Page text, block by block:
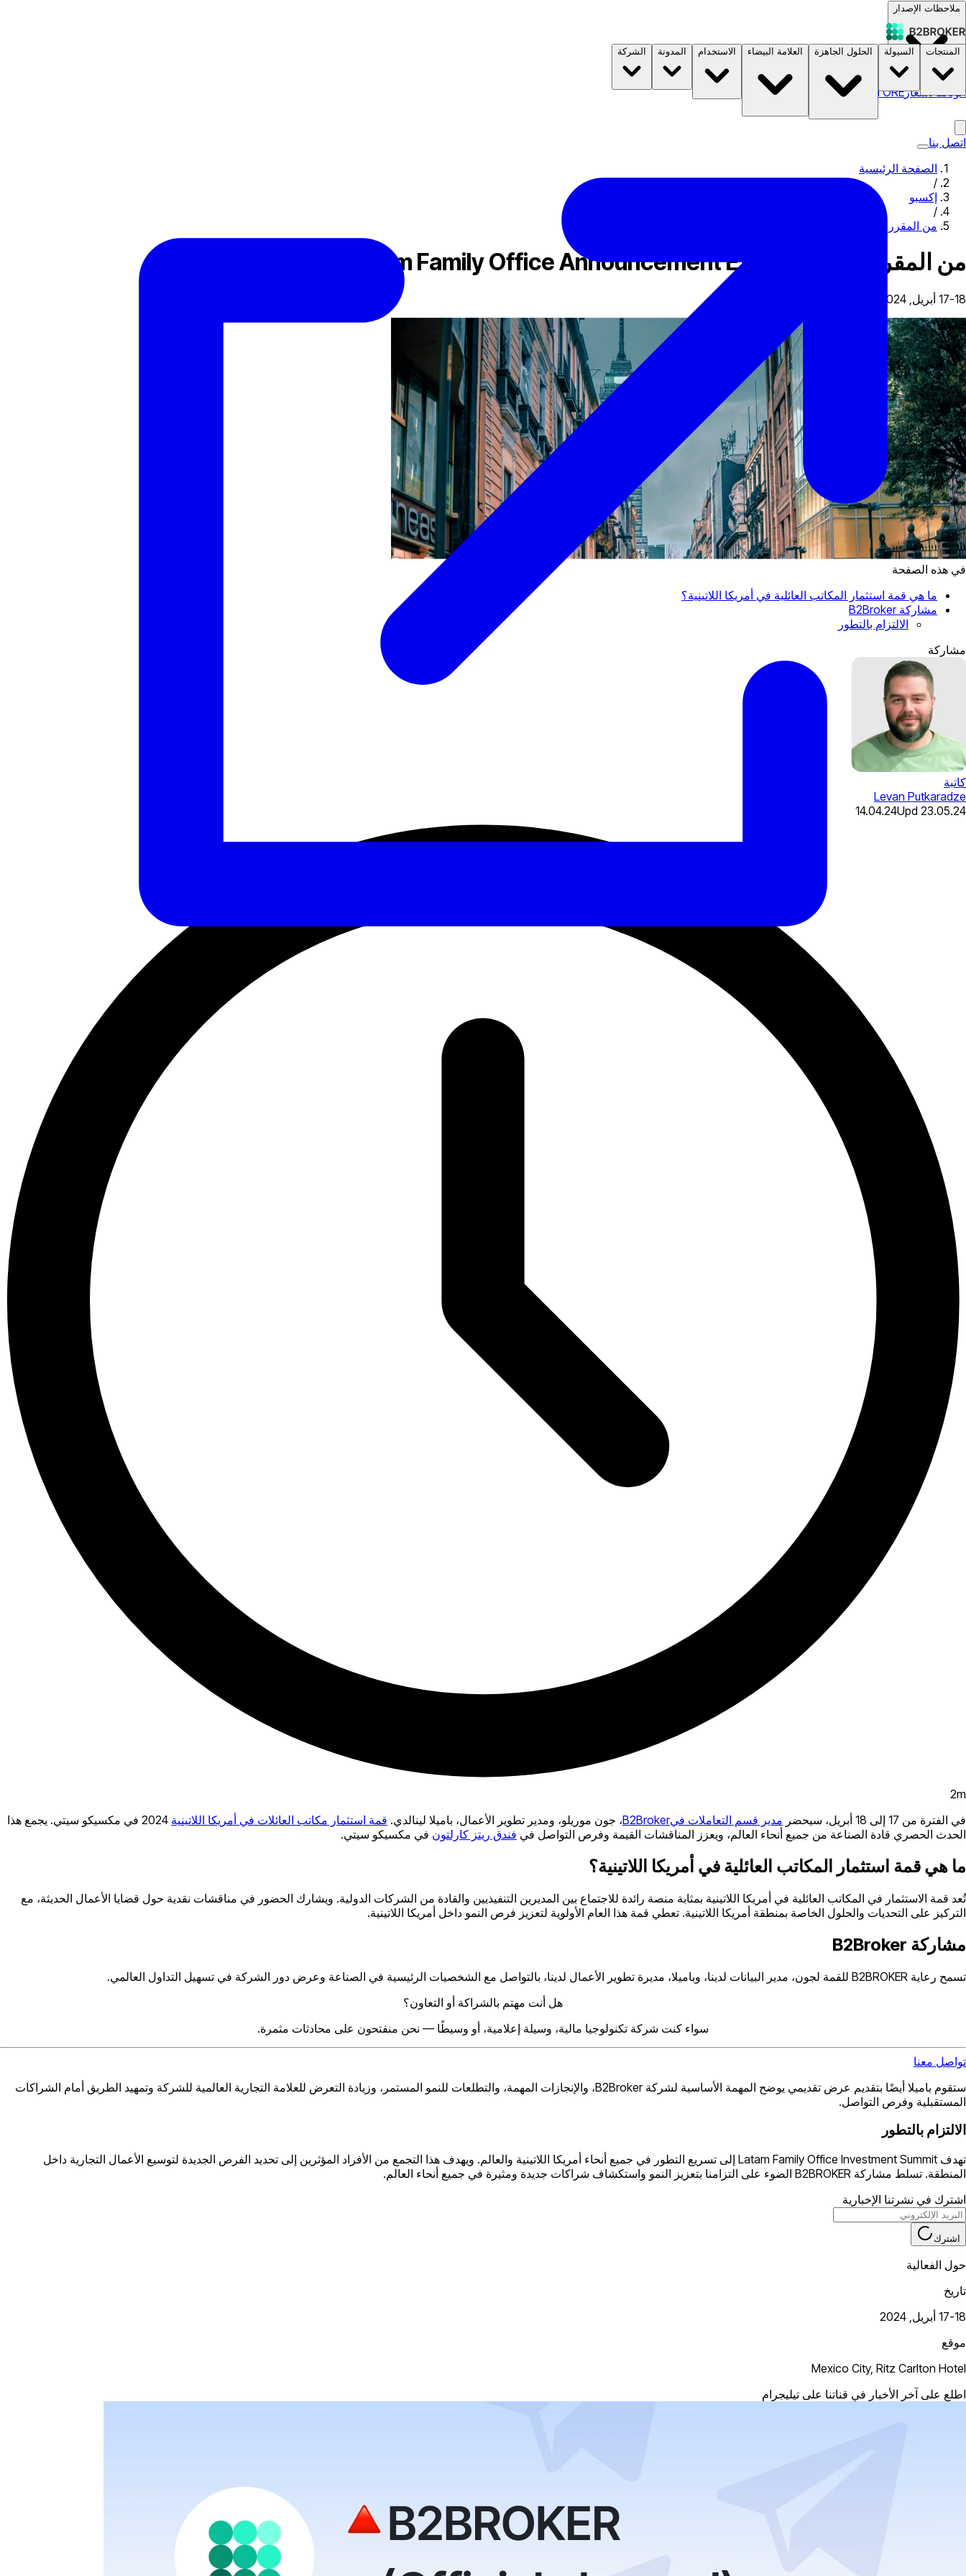
ملاحظات الإصدار
الوثائقالأسعارB2STORE
المنتجات السيولة الحلول الجاهزة العلامة البيضاء الاستخدام المدونة الشركة
اتصل بنا
الصفحة الرئيسية
/
إكسبو
/
من المقرر أن تحضر B2BROKER Latam Family Office Announcement Expo
من المقرر أن تحضر B2BROKER Latam Family Office Announcement Expo
17-18 أبريل, 2024
في هذه الصفحة
ما هي قمة استثمار المكاتب العائلية في أمريكا اللاتينية؟
مشاركة B2Broker
الالتزام بالتطور
مشاركة
كاتبة
Levan Putkaradze
14.04.24Upd 23.05.24
2m
في الفترة من 17 إلى 18 أبريل، سيحضر
مدير قسم التعاملات فيB2Broker ، جون موريلو، ومدير تطوير الأعمال، باميلا لينالدي. قمة استثمار مكاتب العائلات في أمريكا اللاتينية
2024 في مكسيكو سيتي. يجمع هذا
الحدث الحصري قادة الصناعة من جميع أنحاء العالم، ويعزز المناقشات القيمة وفرص التواصل في فندق ريتز كارلتون في مكسيكو سيتي.
ما هي قمة استثمار المكاتب العائلية في أمريكا اللاتينية؟
تُعد قمة الاستثمار في المكاتب العائلية في أمريكا اللاتينية بمثابة منصة رائدة للاجتماع بين المديرين التنفيذيين والقادة من الشركات الدولية. ويشارك الحضور في مناقشات نقدية حول قضايا الأعمال الحديثة، مع
التركيز على التحديات والحلول الخاصة بمنطقة أمريكا اللاتينية. تعطي قمة هذا العام الأولوية لتعزيز فرص النمو داخل أمريكا اللاتينية.
مشاركة B2Broker
تسمح رعاية B2BROKER للقمة لجون، مدير البيانات لدينا، وباميلا، مديرة تطوير الأعمال لدينا، بالتواصل مع الشخصيات الرئيسية في الصناعة وعرض دور الشركة في تسهيل التداول العالمي.
هل أنت مهتم بالشراكة أو التعاون؟
سواء كنت شركة تكنولوجيا مالية، وسيلة إعلامية، أو وسيطًا — نحن منفتحون على محادثات مثمرة.
تواصل معنا
ستقوم باميلا أيضًا بتقديم عرض تقديمي يوضح المهمة الأساسية لشركة B2Broker، والإنجازات المهمة، والتطلعات للنمو المستمر، وزيادة التعرض للعلامة التجارية العالمية للشركة وتمهيد الطريق أمام الشراكات
المستقبلية وفرص التواصل.
الالتزام بالتطور
تهدف Latam Family Office Investment Summit إلى تسريع التطور في جميع أنحاء أمريكا اللاتينية والعالم. ويهدف هذا التجمع من الأفراد المؤثرين إلى تحديد الفرص الجديدة لتوسيع الأعمال التجارية داخل
المنطقة. تسلط مشاركة B2BROKER الضوء على التزامنا بتعزيز النمو واستكشاف شراكات جديدة ومثيرة في جميع أنحاء العالم.
اشترك في نشرتنا الإخبارية
اشترك
حول الفعالية
تاريخ
17-18 أبريل, 2024
موقع
Mexico City, Ritz Carlton Hotel
اطلع على آخر الأخبار في قناتنا على تيليجرام